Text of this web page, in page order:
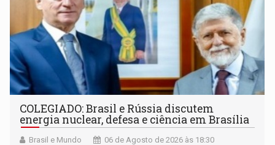
COLEGIADO: Brasil e Rússia discutem
energia nuclear, defesa e ciência em Brasília
Brasil e Mundo 06 de Agosto de 2026 às 18:30